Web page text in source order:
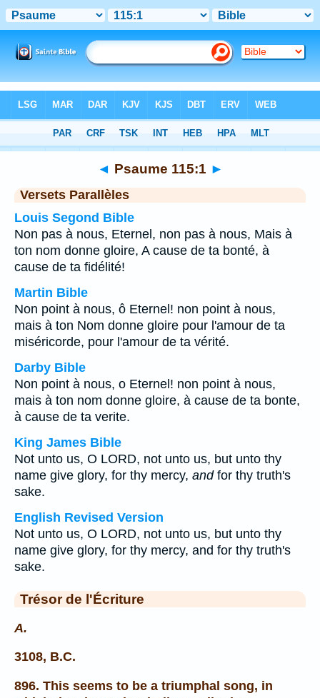
Chapitre 115 > Verset 1
◄ Psaume 115:1 ►
Versets Parallèles
Louis Segond Bible
Non pas à nous, Eternel, non pas à nous, Mais à
ton nom donne gloire, A cause de ta bonté, à
cause de ta fidélité!
Martin Bible
Non point à nous, ô Eternel! non point à nous,
mais à ton Nom donne gloire pour l'amour de ta
miséricorde, pour l'amour de ta vérité.
Darby Bible
Non point à nous, o Eternel! non point à nous,
mais à ton nom donne gloire, à cause de ta bonte,
à cause de ta verite.
King James Bible
Not unto us, O LORD, not unto us, but unto thy
name give glory, for thy mercy, andfor thy truth's
sake.
English Revised Version
Not unto us, O LORD, not unto us, but unto thy
name give glory, for thy mercy, and for thy truth's
sake.
Trésor de l'Écriture
A.
3108, B.C.
896. This seems to be a triumphal song, in